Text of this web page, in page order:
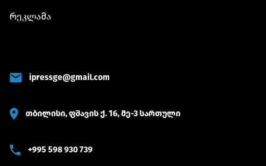
რეკლამა
ipressge@gmail.com
თბილისი, ფშავის ქ. 16, მე-3 სართული
+995 598 930 739